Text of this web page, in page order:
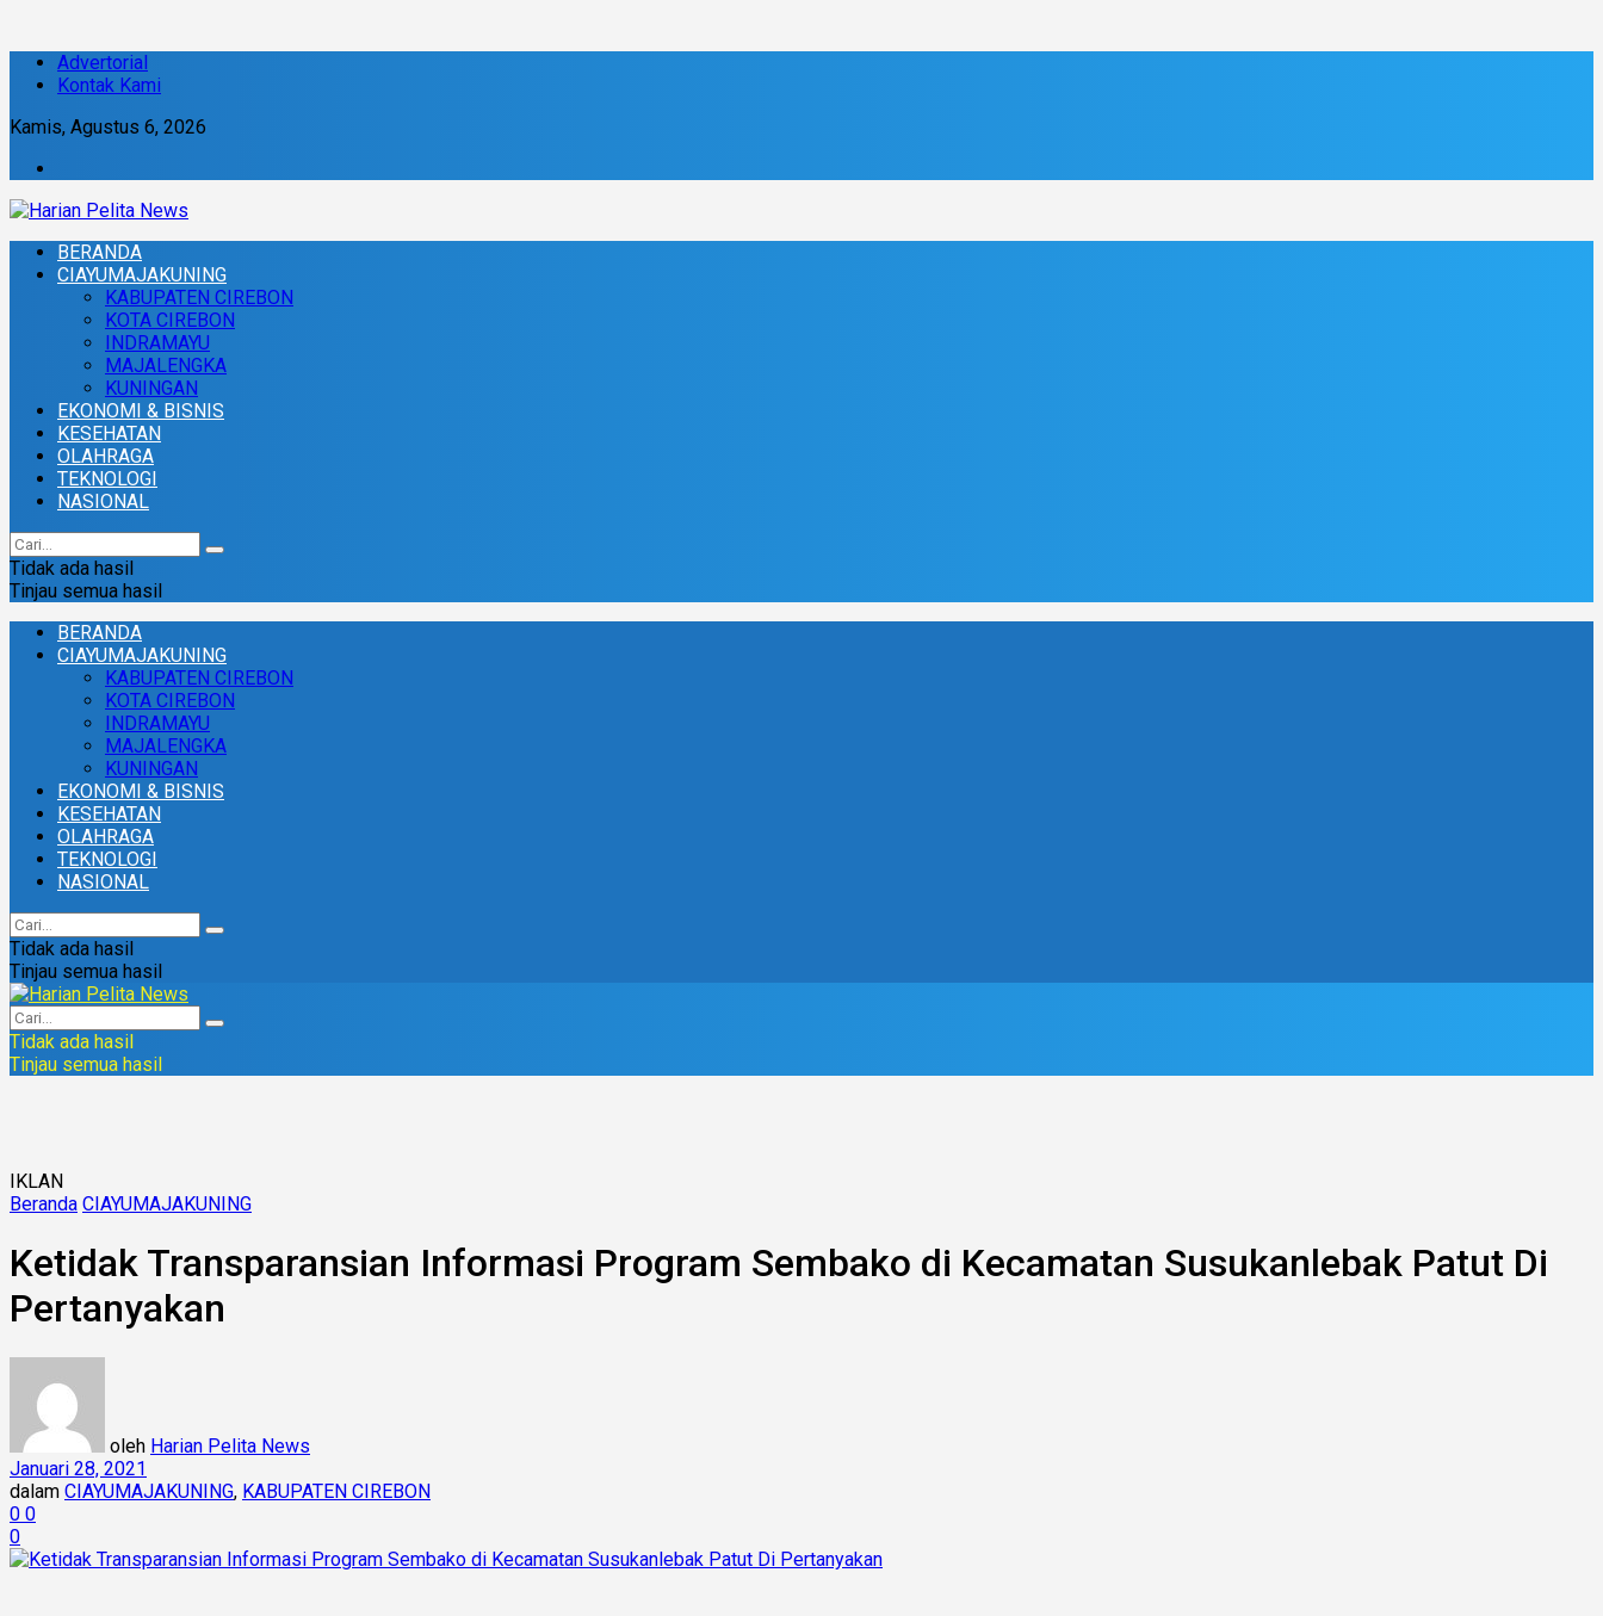
Advertorial
Kontak Kami
Kamis, Agustus 6, 2026
BERANDA
CIAYUMAJAKUNING
KABUPATEN CIREBON
KOTA CIREBON
INDRAMAYU
MAJALENGKA
KUNINGAN
EKONOMI & BISNIS
KESEHATAN
OLAHRAGA
TEKNOLOGI
NASIONAL
Tidak ada hasil
Tinjau semua hasil
BERANDA
CIAYUMAJAKUNING
KABUPATEN CIREBON
KOTA CIREBON
INDRAMAYU
MAJALENGKA
KUNINGAN
EKONOMI & BISNIS
KESEHATAN
OLAHRAGA
TEKNOLOGI
NASIONAL
Tidak ada hasil
Tinjau semua hasil
Tidak ada hasil
Tinjau semua hasil
IKLAN
Beranda CIAYUMAJAKUNING
Ketidak Transparansian Informasi Program Sembako di Kecamatan Susukanlebak Patut Di
Pertanyakan
oleh Harian Pelita News
Januari 28, 2021
dalam CIAYUMAJAKUNING, KABUPATEN CIREBON
0 0
0